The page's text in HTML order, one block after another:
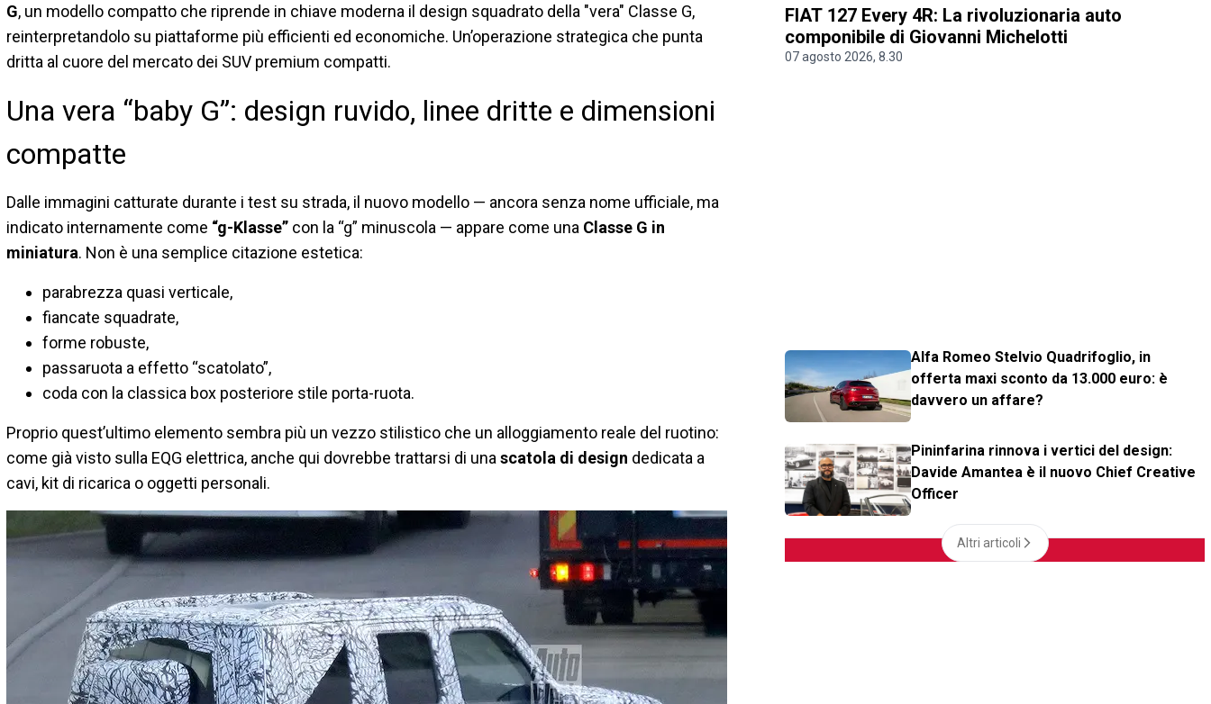
G, un modello compatto che riprende in chiave moderna il design squadrato della "vera" Classe G,
reinterpretandolo su piattaforme più efficienti ed economiche. Un’operazione strategica che punta
dritta al cuore del mercato dei SUV premium compatti.
Una vera “baby G”: design ruvido, linee dritte e dimensioni
compatte
Dalle immagini catturate durante i test su strada, il nuovo modello — ancora senza nome ufficiale, ma
indicato internamente come “g-Klasse” con la “g” minuscola — appare come una Classe G in
miniatura. Non è una semplice citazione estetica:
parabrezza quasi verticale,
fiancate squadrate,
forme robuste,
passaruota a effetto “scatolato”,
coda con la classica box posteriore stile porta-ruota.
Proprio quest’ultimo elemento sembra più un vezzo stilistico che un alloggiamento reale del ruotino:
come già visto sulla EQG elettrica, anche qui dovrebbe trattarsi di una scatola di design dedicata a
cavi, kit di ricarica o oggetti personali.
FIAT 127 Every 4R: La rivoluzionaria auto
componibile di Giovanni Michelotti
07 agosto 2026, 8.30
Alfa Romeo Stelvio Quadrifoglio, in
offerta maxi sconto da 13.000 euro: è
davvero un affare?
Pininfarina rinnova i vertici del design:
Davide Amantea è il nuovo Chief Creative
Officer
Altri articoli